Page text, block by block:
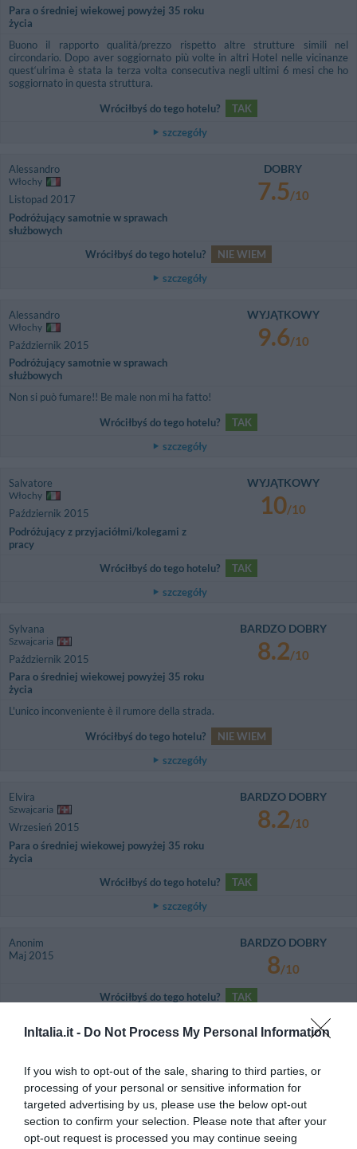
InItalia.it - Do Not Process My Personal Information
If you wish to opt-out of the sale, sharing to third parties, or
processing of your personal or sensitive information for
targeted advertising by us, please use the below opt-out
section to confirm your selection. Please note that after your
opt-out request is processed you may continue seeing
Para o średniej wiekowej powyżej 35 roku
życia
Buono il rapporto qualità/prezzo rispetto altre strutture simili nel
circondario. Dopo aver soggiornato più volte in altri Hotel nelle vicinanze
quest‘ulrima è stata la terza volta consecutiva negli ultimi 6 mesi che ho
soggiornato in questa struttura.
Wróciłbyś do tego hotelu?
TAK
szczegóły
Alessandro
Włochy
Listopad 2017
Podróżujący samotnie w sprawach
służbowych
DOBRY
7.5/10
Wróciłbyś do tego hotelu?
NIE WIEM
szczegóły
Alessandro
Włochy
Październik 2015
Podróżujący samotnie w sprawach
służbowych
WYJĄTKOWY
9.6/10
Non si può fumare!! Be male non mi ha fatto!
Wróciłbyś do tego hotelu?
TAK
szczegóły
Salvatore
Włochy
Październik 2015
Podróżujący z przyjaciółmi/kolegami z
pracy
WYJĄTKOWY
10/10
Wróciłbyś do tego hotelu?
TAK
szczegóły
Sylvana
Szwajcaria
Październik 2015
Para o średniej wiekowej powyżej 35 roku
życia
BARDZO DOBRY
8.2/10
L'unico inconveniente è il rumore della strada.
Wróciłbyś do tego hotelu?
NIE WIEM
szczegóły
Elvira
Szwajcaria
Wrzesień 2015
Para o średniej wiekowej powyżej 35 roku
życia
BARDZO DOBRY
8.2/10
Wróciłbyś do tego hotelu?
TAK
szczegóły
Anonim
Maj 2015
BARDZO DOBRY
8/10
Wróciłbyś do tego hotelu?
TAK
Francja
Wrzesień 2013
Podróżujący samotnie w sprawach
służbowych
8.6/10
Wróciłbyś do tego hotelu? NIE WIEM